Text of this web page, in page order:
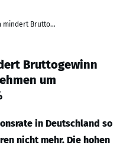
Kosteninflation mindert Bruttogewinn europäischer Unternehmen um durchschnittlich 25%
Bruttogewinn
um
in Deutschland so
nicht mehr. Die hohen